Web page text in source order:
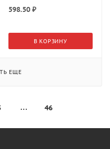
598.50₽
В КОРЗИНУ
ЕЩЕ
46